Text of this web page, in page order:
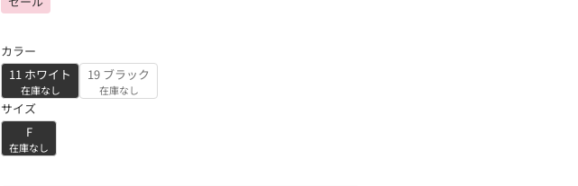
カラー
11 ホワイト
在庫なし
19 ブラック
在庫なし
サイズ
F
在庫なし